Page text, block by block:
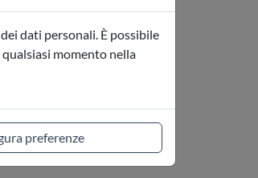
dati personali. È possibile
momento nella
preferenze